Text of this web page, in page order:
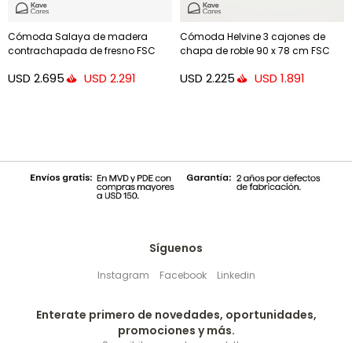
Cómoda Salaya de madera
contrachapada de fresno FSC
USD 2.695 USD 2.291
Cómoda Helvine 3 cajones de
chapa de roble 90 x 78 cm FSC
USD 2.225 USD 1.891
Síguenos
Instagram Facebook Linkedin
Enterate primero de novedades, oportunidades,
promociones y más.